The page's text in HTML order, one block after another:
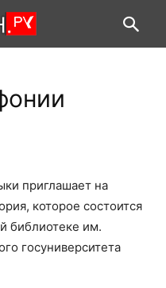
приглашает на
которое состоится
библиотеке им.
госуниверситета